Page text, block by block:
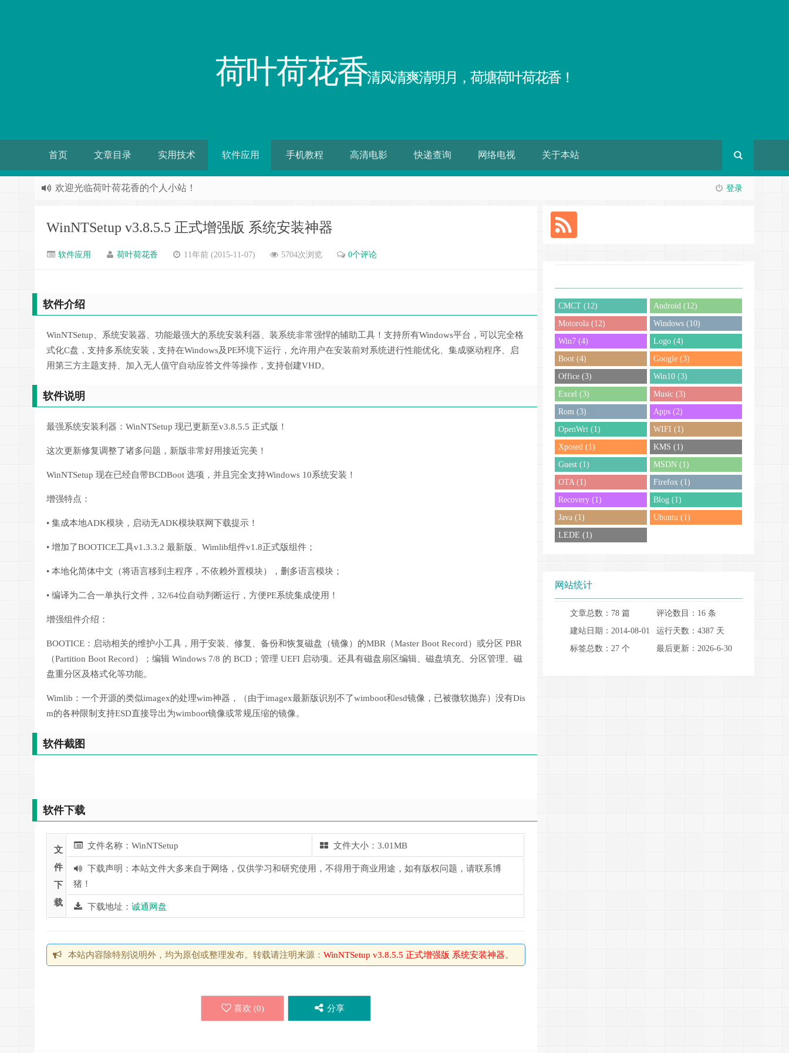
荷叶荷花香清风清爽清明月，荷塘荷叶荷花香！
首页 文章目录 实用技术 软件应用 手机教程 高清电影 快递查询 网络电视 关于本站
登录
欢迎光临荷叶荷花香的个人小站！
WinNTSetup v3.8.5.5 正式增强版 系统安装神器
软件应用 荷叶荷花香 11年前 (2015-11-07) 5704次浏览 0个评论
软件介绍
WinNTSetup、系统安装器、功能最强大的系统安装利器、装系统非常强悍的辅助工具！支持所有Windows平台，可以完全格
式化C盘，支持多系统安装，支持在Windows及PE环境下运行，允许用户在安装前对系统进行性能优化、集成驱动程序、启
用第三方主题支持、加入无人值守自动应答文件等操作，支持创建VHD。
软件说明
最强系统安装利器：WinNTSetup 现已更新至v3.8.5.5 正式版！
这次更新修复调整了诸多问题，新版非常好用接近完美！
WinNTSetup 现在已经自带BCDBoot 选项，并且完全支持Windows 10系统安装！
增强特点：
• 集成本地ADK模块，启动无ADK模块联网下载提示！
• 增加了BOOTICE工具v1.3.3.2 最新版、Wimlib组件v1.8正式版组件；
• 本地化简体中文（将语言移到主程序，不依赖外置模块），删多语言模块；
• 编译为二合一单执行文件，32/64位自动判断运行，方便PE系统集成使用！
增强组件介绍：
BOOTICE：启动相关的维护小工具，用于安装、修复、备份和恢复磁盘（镜像）的MBR（Master Boot Record）或分区 PBR
（Partition Boot Record）；编辑 Windows 7/8 的 BCD；管理 UEFI 启动项。还具有磁盘扇区编辑、磁盘填充、分区管理、磁
盘重分区及格式化等功能。
Wimlib：一个开源的类似imagex的处理wim神器，（由于imagex最新版识别不了wimboot和esd镜像，已被微软抛弃）没有Dis
m的各种限制支持ESD直接导出为wimboot镜像或常规压缩的镜像。
软件截图
软件下载
文
件
下
载
文件名称：WinNTSetup 文件大小：3.01MB
下载声明：本站文件大多来自于网络，仅供学习和研究使用，不得用于商业用途，如有版权问题，请联系博
猪！
下载地址： 诚通网盘
本站内容除特别说明外，均为原创或整理发布。转载请注明来源： WinNTSetup v3.8.5.5 正式增强版 系统安装神器。
喜欢 (0) 分享
CMCT (12)
Android (12)
Motorola (12)
Windows (10)
Win7 (4)
Logo (4)
Boot (4)
Google (3)
Office (3)
Win10 (3)
Excel (3)
Music (3)
Rom (3)
Apps (2)
OpenWrt (1)
WIFI (1)
Xposed (1)
KMS (1)
Guest (1)
MSDN (1)
OTA (1)
Firefox (1)
Recovery (1)
Blog (1)
Java (1)
Ubuntu (1)
LEDE (1)
网站统计
文章总数：78 篇
评论数目：16 条
建站日期：2014-08-01
运行天数：4387 天
标签总数：27 个
最后更新：2026-6-30